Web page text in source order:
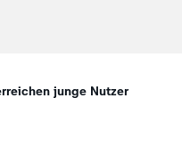
junge Nutzer